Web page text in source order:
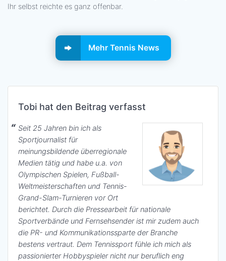
Ihr selbst reichte es ganz offenbar.
Mehr Tennis News
Tobi hat den Beitrag verfasst
Seit 25 Jahren bin ich als
Sportjournalist für
meinungsbildende überregionale
Medien tätig und habe u.a. von
Olympischen Spielen, Fußball-
Weltmeisterschaften und Tennis-
Grand-Slam-Turnieren vor Ort
berichtet. Durch die Pressearbeit für nationale
Sportverbände und Fernsehsender ist mir zudem auch
die PR- und Kommunikationssparte der Branche
bestens vertraut. Dem Tennissport fühle ich mich als
passionierter Hobbyspieler nicht nur beruflich eng